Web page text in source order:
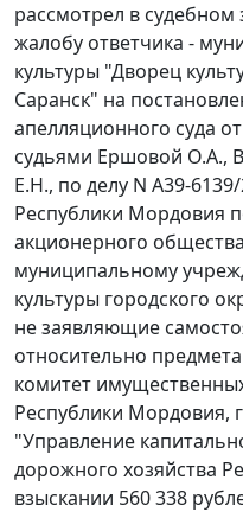
рассмотрел в
жалобу ответчика -
культуры "Дворец
Саранск" на
апелляционного суда
судьями Ершовой О.А.,
Е.Н., по делу N А39-
Республики Мордовия
акционерного
муниципальному
культуры городского
не заявляющие
относительно
комитет
Республики Мордовия,
"Управление
дорожного хозяйства
взыскании 560 338